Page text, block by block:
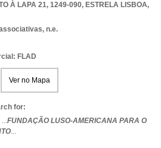
À LAPA 21, 1249-090, ESTRELA LISBOA,
n.e.
FLAD
Ver no Mapa
for:
FUNDAÇÃO LUSO-AMERICANA PARA O
...